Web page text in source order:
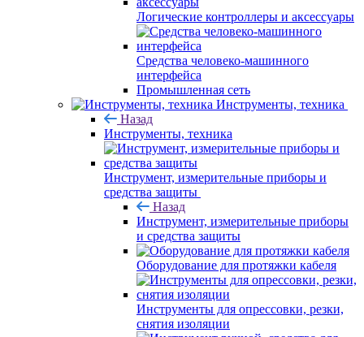
Логические контроллеры и аксессуары
Средства человеко-машинного
интерфейса
Промышленная сеть
Инструменты, техника
Назад
Инструменты, техника
Инструмент, измерительные приборы и
средства защиты
Назад
Инструмент, измерительные приборы
и средства защиты
Оборудование для протяжки кабеля
Инструменты для опрессовки, резки,
снятия изоляции